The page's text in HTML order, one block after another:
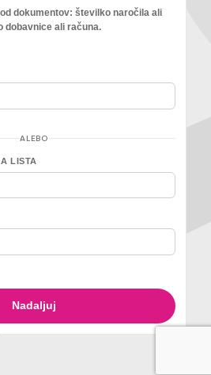
dokumentov: številko naročila ali
dobavnice ali računa.
ALEBO
LISTA
Nadaljuj